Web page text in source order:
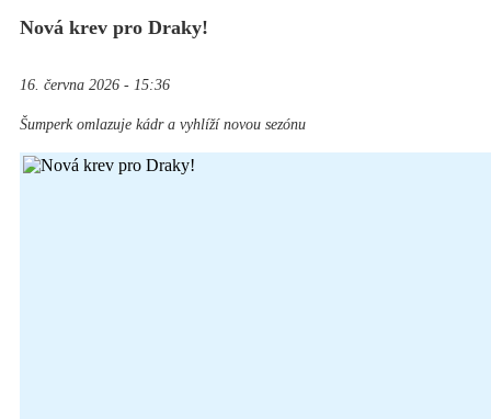
Nová krev pro Draky!
16. června 2026 - 15:36
Šumperk omlazuje kádr a vyhlíží novou sezónu